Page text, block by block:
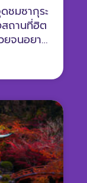
ชมซากุระ
ถานที่ฮิต
ยจนอยาก